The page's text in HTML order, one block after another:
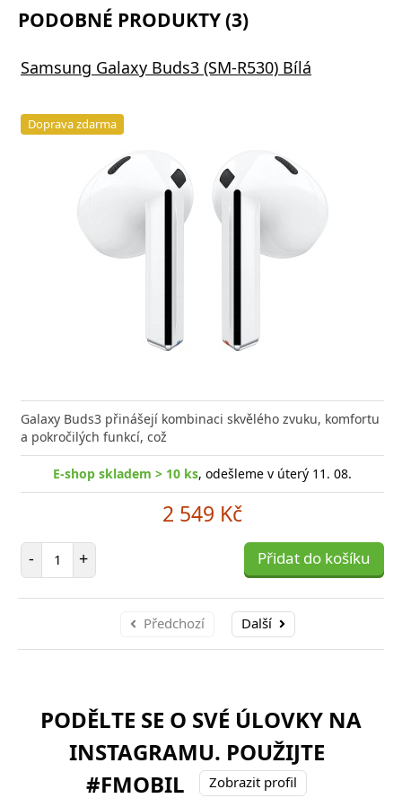
PODOBNÉ PRODUKTY (3)
Samsung Galaxy Buds3 (SM-R530) Bílá
Doprava zdarma
Galaxy Buds3 přinášejí kombinaci skvělého zvuku, komfortu
a pokročilých funkcí, což
E-shop skladem > 10 ks, odešleme v úterý 11. 08.
2 549 Kč
- Počet položek
+ Přidat do košíku
Předchozí Další
PODĚLTE SE O SVÉ ÚLOVKY NA
INSTAGRAMU. POUŽIJTE
#FMOBIL
Zobrazit profil